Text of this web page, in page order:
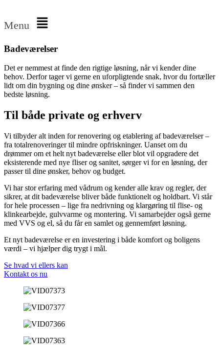
Menu
Badeværelser
Det er nemmest at finde den rigtige løsning, når vi kender dine
behov. Derfor tager vi gerne en uforpligtende snak, hvor du fortæller
lidt om din bygning og dine ønsker – så finder vi sammen den
bedste løsning.
Til både private og erhverv
Vi tilbyder alt inden for renovering og etablering af badeværelser –
fra totalrenoveringer til mindre opfriskninger. Uanset om du
drømmer om et helt nyt badeværelse eller blot vil opgradere det
eksisterende med nye fliser og sanitet, sørger vi for en løsning, der
passer til dine ønsker, behov og budget.
Vi har stor erfaring med vådrum og kender alle krav og regler, der
sikrer, at dit badeværelse bliver både funktionelt og holdbart. Vi står
for hele processen – lige fra nedrivning og klargøring til flise- og
klinkearbejde, gulvvarme og montering. Vi samarbejder også gerne
med VVS og el, så du får en samlet og gennemført løsning.
Et nyt badeværelse er en investering i både komfort og boligens
værdi – vi hjælper dig trygt i mål.
Se hvad vi ellers kan
Kontakt os nu